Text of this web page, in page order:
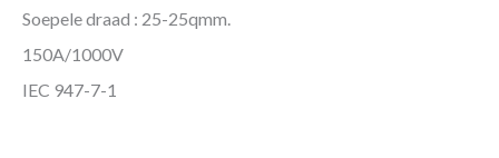
Soepele draad : 25-25qmm.
150A/1000V
IEC 947-7-1